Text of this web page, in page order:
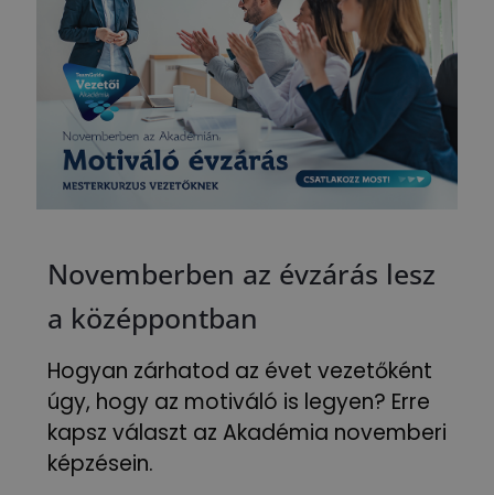
Novemberben az évzárás lesz
a középpontban
Hogyan zárhatod az évet vezetőként
úgy, hogy az motiváló is legyen? Erre
kapsz választ az Akadémia novemberi
képzésein.